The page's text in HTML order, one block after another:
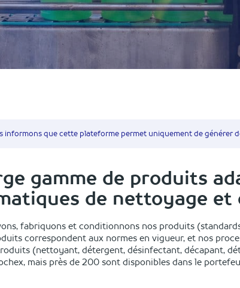
informons que cette plateforme permet uniquement de générer
gamme de produits
de nettoyage et
fabriquons et conditionnons nos produits
correspondent aux normes en vigueur, et nos
(nettoyant, détergent, désinfectant, décapant,
mais près de 200 sont disponibles dans le